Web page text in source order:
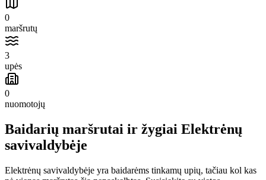
0
maršrutų
3
upės
0
nuomotojų
Baidarių maršrutai ir žygiai Elektrėnų
savivaldybėje
Elektrėnų savivaldybėje yra baidarėms tinkamų upių, tačiau kol kas